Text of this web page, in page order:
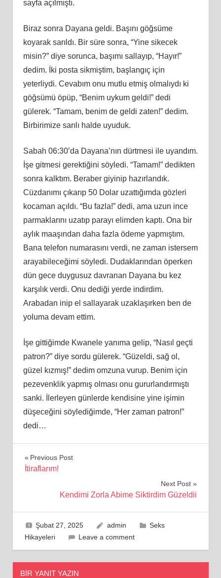
sayfa açılmıştı.
Biraz sonra Dayana geldi. Başını göğsüme
koyarak sarıldı. Bir süre sonra, “Yine sikecek
misin?” diye sorunca, başımı sallayıp, “Hayır!”
dedim. İki posta sikmiştim, başlangıç için
yeterliydi. Cevabım onu mutlu etmiş olmalıydı ki
göğsümü öpüp, “Benim uykum geldi!” dedi
gülerek. “Tamam, benim de geldi zaten!” dedim.
Birbirimize sarılı halde uyuduk.
Sabah 06:30’da Dayana’nın dürtmesi ile uyandım.
İşe gitmesi gerektiğini söyledi. “Tamam!” dedikten
sonra kalktım. Beraber giyinip hazırlandık.
Cüzdanımı çıkarıp 50 Dolar uzattığımda gözleri
kocaman açıldı. “Bu fazla!” dedi, ama uzun ince
parmaklarını uzatıp parayı elimden kaptı. Ona bir
aylık maaşından daha fazla ödeme yapmıştım.
Bana telefon numarasını verdi, ne zaman istersem
arayabileceğimi söyledi. Dudaklarından öperken
dün gece duygusuz davranan Dayana bu kez
karşılık verdi. Onu dediği yerde indirdim.
Arabadan inip el sallayarak uzaklaşırken ben de
yoluma devam ettim.
İşe gittiğimde Kwanele yanıma gelip, “Nasıl geçti
patron?” diye sordu gülerek. “Güzeldi, sağ ol,
güzel kızmış!” dedim omzuna vurup. Benim için
pezevenklik yapmış olması onu gururlandırmıştı
sanki. İlerleyen günlerde kendisine yine işimin
düşeceğini söylediğimde, “Her zaman patron!”
dedi…
Yazı
Previous Post
İtiraflarım!
Next Post
Kendimi Zorla Abime Siktirdim Güzeldii
Şubat 27, 2025 admin
Seks
Hikayeleri
Leave a comment
BIR YANIT YAZIN